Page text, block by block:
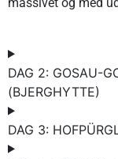
DAG 2: GOSAU-
(BJERGHYTTE)
DAG 3: